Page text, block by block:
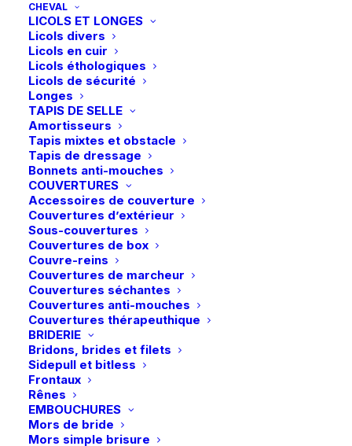
CHEVAL
LICOLS ET LONGES
Licols divers
Licols en cuir
Licols éthologiques
Licols de sécurité
Longes
TAPIS DE SELLE
Amortisseurs
Tapis mixtes et obstacle
Tapis de dressage
Bonnets anti-mouches
COUVERTURES
Accessoires de couverture
Couvertures d’extérieur
Sous-couvertures
Couvertures de box
Couvre-reins
Couvertures de marcheur
Couvertures séchantes
Couvertures anti-mouches
Couvertures thérapeuthique
BRIDERIE
Bridons, brides et filets
Sidepull et bitless
Frontaux
Rênes
EMBOUCHURES
Mors de bride
Mors simple brisure
Accueil
LeMieux | Masque anti-mouches Visor-Tek Full – Jay
Blue